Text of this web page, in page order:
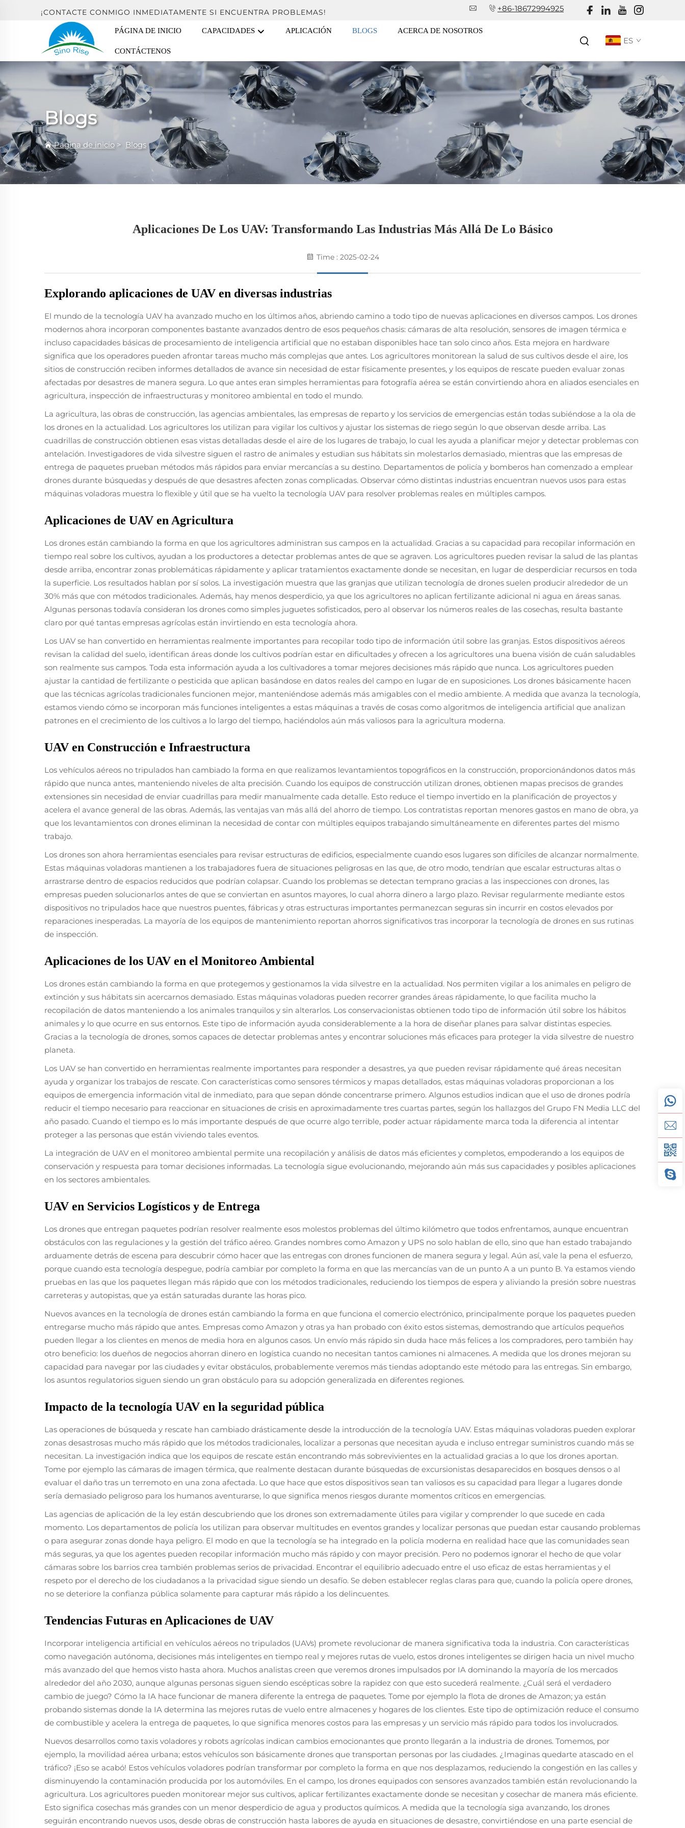
¡CONTACTE CONMIGO INMEDIATAMENTE SI ENCUENTRA PROBLEMAS! +86-18672994925
PÁGINA DE INICIO CAPACIDADES APLICACIÓN BLOGS ACERCA DE NOSOTROS
CONTÁCTENOS
ES
Blogs
Página de inicio> Blogs
Aplicaciones De Los UAV: Transformando Las Industrias Más Allá De Lo Básico
Time : 2025-02-24
Explorando aplicaciones de UAV en diversas industrias
El mundo de la tecnología UAV ha avanzado mucho en los últimos años, abriendo camino a todo tipo de nuevas aplicaciones en diversos campos. Los drones
modernos ahora incorporan componentes bastante avanzados dentro de esos pequeños chasis: cámaras de alta resolución, sensores de imagen térmica e
incluso capacidades básicas de procesamiento de inteligencia artificial que no estaban disponibles hace tan solo cinco años. Esta mejora en hardware
significa que los operadores pueden afrontar tareas mucho más complejas que antes. Los agricultores monitorean la salud de sus cultivos desde el aire, los
sitios de construcción reciben informes detallados de avance sin necesidad de estar físicamente presentes, y los equipos de rescate pueden evaluar zonas
afectadas por desastres de manera segura. Lo que antes eran simples herramientas para fotografía aérea se están convirtiendo ahora en aliados esenciales en
agricultura, inspección de infraestructuras y monitoreo ambiental en todo el mundo.
La agricultura, las obras de construcción, las agencias ambientales, las empresas de reparto y los servicios de emergencias están todas subiéndose a la ola de
los drones en la actualidad. Los agricultores los utilizan para vigilar los cultivos y ajustar los sistemas de riego según lo que observan desde arriba. Las
cuadrillas de construcción obtienen esas vistas detalladas desde el aire de los lugares de trabajo, lo cual les ayuda a planificar mejor y detectar problemas con
antelación. Investigadores de vida silvestre siguen el rastro de animales y estudian sus hábitats sin molestarlos demasiado, mientras que las empresas de
entrega de paquetes prueban métodos más rápidos para enviar mercancías a su destino. Departamentos de policía y bomberos han comenzado a emplear
drones durante búsquedas y después de que desastres afecten zonas complicadas. Observar cómo distintas industrias encuentran nuevos usos para estas
máquinas voladoras muestra lo flexible y útil que se ha vuelto la tecnología UAV para resolver problemas reales en múltiples campos.
Aplicaciones de UAV en Agricultura
Los drones están cambiando la forma en que los agricultores administran sus campos en la actualidad. Gracias a su capacidad para recopilar información en
tiempo real sobre los cultivos, ayudan a los productores a detectar problemas antes de que se agraven. Los agricultores pueden revisar la salud de las plantas
desde arriba, encontrar zonas problemáticas rápidamente y aplicar tratamientos exactamente donde se necesitan, en lugar de desperdiciar recursos en toda
la superficie. Los resultados hablan por sí solos. La investigación muestra que las granjas que utilizan tecnología de drones suelen producir alrededor de un
30% más que con métodos tradicionales. Además, hay menos desperdicio, ya que los agricultores no aplican fertilizante adicional ni agua en áreas sanas.
Algunas personas todavía consideran los drones como simples juguetes sofisticados, pero al observar los números reales de las cosechas, resulta bastante
claro por qué tantas empresas agrícolas están invirtiendo en esta tecnología ahora.
Los UAV se han convertido en herramientas realmente importantes para recopilar todo tipo de información útil sobre las granjas. Estos dispositivos aéreos
revisan la calidad del suelo, identifican áreas donde los cultivos podrían estar en dificultades y ofrecen a los agricultores una buena visión de cuán saludables
son realmente sus campos. Toda esta información ayuda a los cultivadores a tomar mejores decisiones más rápido que nunca. Los agricultores pueden
ajustar la cantidad de fertilizante o pesticida que aplican basándose en datos reales del campo en lugar de en suposiciones. Los drones básicamente hacen
que las técnicas agrícolas tradicionales funcionen mejor, manteniéndose además más amigables con el medio ambiente. A medida que avanza la tecnología,
estamos viendo cómo se incorporan más funciones inteligentes a estas máquinas a través de cosas como algoritmos de inteligencia artificial que analizan
patrones en el crecimiento de los cultivos a lo largo del tiempo, haciéndolos aún más valiosos para la agricultura moderna.
UAV en Construcción e Infraestructura
Los vehículos aéreos no tripulados han cambiado la forma en que realizamos levantamientos topográficos en la construcción, proporcionándonos datos más
rápido que nunca antes, manteniendo niveles de alta precisión. Cuando los equipos de construcción utilizan drones, obtienen mapas precisos de grandes
extensiones sin necesidad de enviar cuadrillas para medir manualmente cada detalle. Esto reduce el tiempo invertido en la planificación de proyectos y
acelera el avance general de las obras. Además, las ventajas van más allá del ahorro de tiempo. Los contratistas reportan menores gastos en mano de obra, ya
que los levantamientos con drones eliminan la necesidad de contar con múltiples equipos trabajando simultáneamente en diferentes partes del mismo
trabajo.
Los drones son ahora herramientas esenciales para revisar estructuras de edificios, especialmente cuando esos lugares son difíciles de alcanzar normalmente.
Estas máquinas voladoras mantienen a los trabajadores fuera de situaciones peligrosas en las que, de otro modo, tendrían que escalar estructuras altas o
arrastrarse dentro de espacios reducidos que podrían colapsar. Cuando los problemas se detectan temprano gracias a las inspecciones con drones, las
empresas pueden solucionarlos antes de que se conviertan en asuntos mayores, lo cual ahorra dinero a largo plazo. Revisar regularmente mediante estos
dispositivos no tripulados hace que nuestros puentes, fábricas y otras estructuras importantes permanezcan seguras sin incurrir en costos elevados por
reparaciones inesperadas. La mayoría de los equipos de mantenimiento reportan ahorros significativos tras incorporar la tecnología de drones en sus rutinas
de inspección.
Aplicaciones de los UAV en el Monitoreo Ambiental
Los drones están cambiando la forma en que protegemos y gestionamos la vida silvestre en la actualidad. Nos permiten vigilar a los animales en peligro de
extinción y sus hábitats sin acercarnos demasiado. Estas máquinas voladoras pueden recorrer grandes áreas rápidamente, lo que facilita mucho la
recopilación de datos manteniendo a los animales tranquilos y sin alterarlos. Los conservacionistas obtienen todo tipo de información útil sobre los hábitos
animales y lo que ocurre en sus entornos. Este tipo de información ayuda considerablemente a la hora de diseñar planes para salvar distintas especies.
Gracias a la tecnología de drones, somos capaces de detectar problemas antes y encontrar soluciones más eficaces para proteger la vida silvestre de nuestro
planeta.
Los UAV se han convertido en herramientas realmente importantes para responder a desastres, ya que pueden revisar rápidamente qué áreas necesitan
ayuda y organizar los trabajos de rescate. Con características como sensores térmicos y mapas detallados, estas máquinas voladoras proporcionan a los
equipos de emergencia información vital de inmediato, para que sepan dónde concentrarse primero. Algunos estudios indican que el uso de drones podría
reducir el tiempo necesario para reaccionar en situaciones de crisis en aproximadamente tres cuartas partes, según los hallazgos del Grupo FN Media LLC del
año pasado. Cuando el tiempo es lo más importante después de que ocurre algo terrible, poder actuar rápidamente marca toda la diferencia al intentar
proteger a las personas que están viviendo tales eventos.
La integración de UAV en el monitoreo ambiental permite una recopilación y análisis de datos más eficientes y completos, empoderando a los equipos de
conservación y respuesta para tomar decisiones informadas. La tecnología sigue evolucionando, mejorando aún más sus capacidades y posibles aplicaciones
en los sectores ambientales.
UAV en Servicios Logísticos y de Entrega
Los drones que entregan paquetes podrían resolver realmente esos molestos problemas del último kilómetro que todos enfrentamos, aunque encuentran
obstáculos con las regulaciones y la gestión del tráfico aéreo. Grandes nombres como Amazon y UPS no solo hablan de ello, sino que han estado trabajando
arduamente detrás de escena para descubrir cómo hacer que las entregas con drones funcionen de manera segura y legal. Aún así, vale la pena el esfuerzo,
porque cuando esta tecnología despegue, podría cambiar por completo la forma en que las mercancías van de un punto A a un punto B. Ya estamos viendo
pruebas en las que los paquetes llegan más rápido que con los métodos tradicionales, reduciendo los tiempos de espera y aliviando la presión sobre nuestras
carreteras y autopistas, que ya están saturadas durante las horas pico.
Nuevos avances en la tecnología de drones están cambiando la forma en que funciona el comercio electrónico, principalmente porque los paquetes pueden
entregarse mucho más rápido que antes. Empresas como Amazon y otras ya han probado con éxito estos sistemas, demostrando que artículos pequeños
pueden llegar a los clientes en menos de media hora en algunos casos. Un envío más rápido sin duda hace más felices a los compradores, pero también hay
otro beneficio: los dueños de negocios ahorran dinero en logística cuando no necesitan tantos camiones ni almacenes. A medida que los drones mejoran su
capacidad para navegar por las ciudades y evitar obstáculos, probablemente veremos más tiendas adoptando este método para las entregas. Sin embargo,
los asuntos regulatorios siguen siendo un gran obstáculo para su adopción generalizada en diferentes regiones.
Impacto de la tecnología UAV en la seguridad pública
Las operaciones de búsqueda y rescate han cambiado drásticamente desde la introducción de la tecnología UAV. Estas máquinas voladoras pueden explorar
zonas desastrosas mucho más rápido que los métodos tradicionales, localizar a personas que necesitan ayuda e incluso entregar suministros cuando más se
necesitan. La investigación indica que los equipos de rescate están encontrando más sobrevivientes en la actualidad gracias a lo que los drones aportan.
Tome por ejemplo las cámaras de imagen térmica, que realmente destacan durante búsquedas de excursionistas desaparecidos en bosques densos o al
evaluar el daño tras un terremoto en una zona afectada. Lo que hace que estos dispositivos sean tan valiosos es su capacidad para llegar a lugares donde
sería demasiado peligroso para los humanos aventurarse, lo que significa menos riesgos durante momentos críticos en emergencias.
Las agencias de aplicación de la ley están descubriendo que los drones son extremadamente útiles para vigilar y comprender lo que sucede en cada
momento. Los departamentos de policía los utilizan para observar multitudes en eventos grandes y localizar personas que puedan estar causando problemas
o para asegurar zonas donde haya peligro. El modo en que la tecnología se ha integrado en la policía moderna en realidad hace que las comunidades sean
más seguras, ya que los agentes pueden recopilar información mucho más rápido y con mayor precisión. Pero no podemos ignorar el hecho de que volar
cámaras sobre los barrios crea también problemas serios de privacidad. Encontrar el equilibrio adecuado entre el uso eficaz de estas herramientas y el
respeto por el derecho de los ciudadanos a la privacidad sigue siendo un desafío. Se deben establecer reglas claras para que, cuando la policía opere drones,
no se deteriore la confianza pública solamente para capturar más rápido a los delincuentes.
Tendencias Futuras en Aplicaciones de UAV
Incorporar inteligencia artificial en vehículos aéreos no tripulados (UAVs) promete revolucionar de manera significativa toda la industria. Con características
como navegación autónoma, decisiones más inteligentes en tiempo real y mejores rutas de vuelo, estos drones inteligentes se dirigen hacia un nivel mucho
más avanzado del que hemos visto hasta ahora. Muchos analistas creen que veremos drones impulsados por IA dominando la mayoría de los mercados
alrededor del año 2030, aunque algunas personas siguen siendo escépticas sobre la rapidez con que esto sucederá realmente. ¿Cuál será el verdadero
cambio de juego? Cómo la IA hace funcionar de manera diferente la entrega de paquetes. Tome por ejemplo la flota de drones de Amazon; ya están
probando sistemas donde la IA determina las mejores rutas de vuelo entre almacenes y hogares de los clientes. Este tipo de optimización reduce el consumo
de combustible y acelera la entrega de paquetes, lo que significa menores costos para las empresas y un servicio más rápido para todos los involucrados.
Nuevos desarrollos como taxis voladores y robots agrícolas indican cambios emocionantes que pronto llegarán a la industria de drones. Tomemos, por
ejemplo, la movilidad aérea urbana; estos vehículos son básicamente drones que transportan personas por las ciudades. ¿Imaginas quedarte atascado en el
tráfico? ¡Eso se acabó! Estos vehículos voladores podrían transformar por completo la forma en que nos desplazamos, reduciendo la congestión en las calles y
disminuyendo la contaminación producida por los automóviles. En el campo, los drones equipados con sensores avanzados también están revolucionando la
agricultura. Los agricultores pueden monitorear mejor sus cultivos, aplicar fertilizantes exactamente donde se necesitan y cosechar de manera más eficiente.
Esto significa cosechas más grandes con un menor desperdicio de agua y productos químicos. A medida que la tecnología siga avanzando, los drones
seguirán encontrando nuevos usos, desde obras de construcción hasta labores de ayuda en situaciones de desastre, convirtiéndose en una parte esencial de